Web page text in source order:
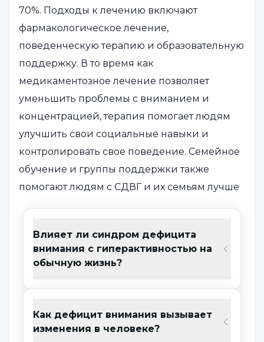
70%. Подходы к лечению включают
фармакологическое лечение,
поведенческую терапию и образовательную
поддержку. В то время как
медикаментозное лечение позволяет
уменьшить проблемы с вниманием и
концентрацией, терапия помогает людям
улучшить свои социальные навыки и
контролировать свое поведение. Семейное
обучение и группы поддержки также
помогают людям с СДВГ и их семьям лучше
Синдром дефицита внимания с
гиперактивностью (СДВГ) - это
нейроразвивающее и нейроповеденческое
расстройство. СДВГ имеет 3 группы
импульсивность и гиперактивность. У
Влияет ли синдром дефицита
внимания с гиперактивностью на
обычную жизнь?
Как дефицит внимания вызывает
изменения в человеке?